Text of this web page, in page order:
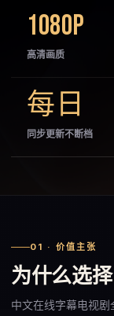
1080P
高清画质
每日
同步更新不断档
01 · 价值主张
为什么选
中文在线字幕电视剧